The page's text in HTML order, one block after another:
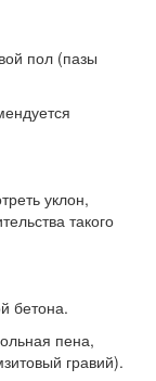
пол (пазы
уклон,
такого
бетона.
пена,
гравий).